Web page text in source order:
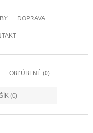
DOPRAVA
OBĽÚBENÉ (0)
(0)